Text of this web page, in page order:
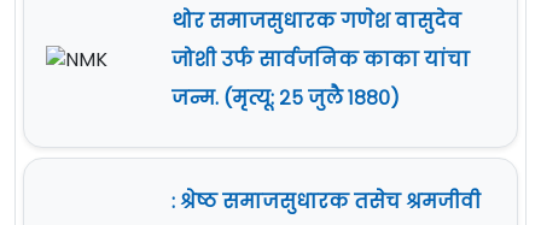
थोर समाजसुधारक गणेश वासुदेव
जोशी उर्फ सार्वजनिक काका यांचा
जन्म. (मृत्यू: २५ जुलै १८८०)
: श्रेष्ठ समाजसुधारक तसेच श्रमजीवी